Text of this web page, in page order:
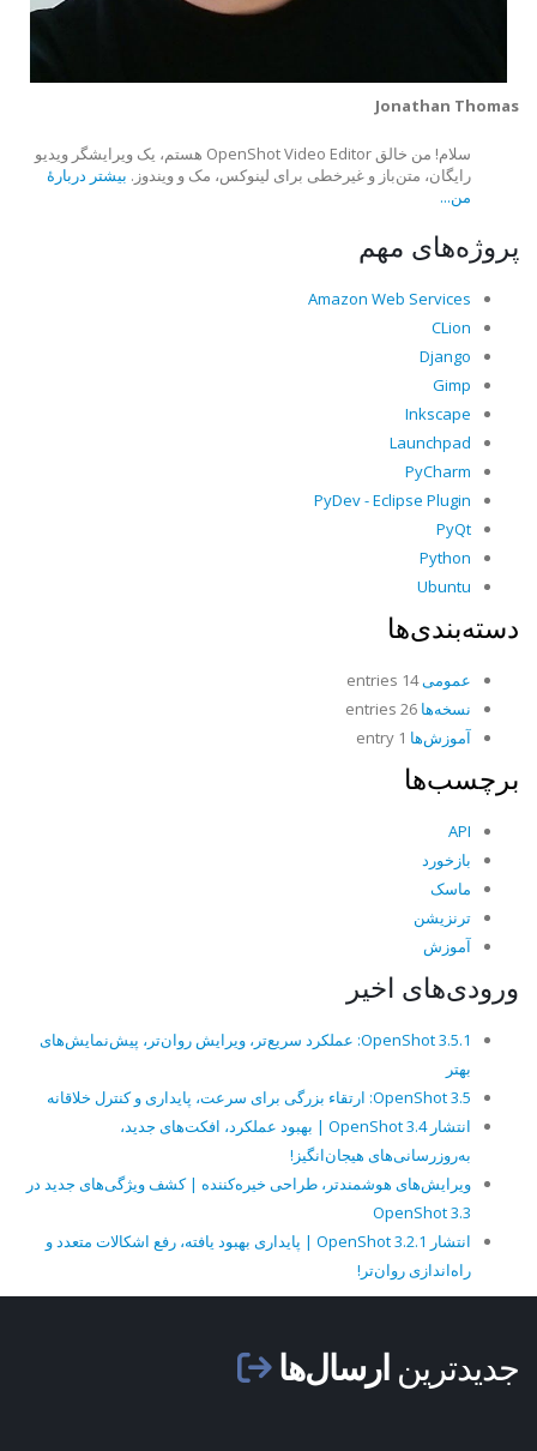
Jonathan Thomas
سلام! من خالق OpenShot Video Editor هستم، یک ویرایشگر ویدیو
رایگان، متن‌باز و غیرخطی برای لینوکس، مک و ویندوز. بیشتر دربارهٔ
من...
پروژه‌های مهم
Amazon Web Services
CLion
Django
Gimp
Inkscape
Launchpad
PyCharm
PyDev - Eclipse Plugin
PyQt
Python
Ubuntu
دسته‌بندی‌ها
عمومی14 entries
نسخه‌ها
آموزش‌ها
برچسب‌ها
API
بازخورد
ماسک
ترنزیشن
آموزش
ورودی‌های اخیر
OpenShot 3.5.1: عملکرد سریع‌تر، ویرایش روان‌تر، پیش‌نمایش‌های
بهتر
OpenShot 3.5: ارتقاء بزرگی برای سرعت، پایداری و کنترل خلاقانه
انتشار OpenShot 3.4 | بهبود عملکرد، افکت‌های جدید،
به‌روزرسانی‌های هیجان‌انگیز!
ویرایش‌های هوشمندتر، طراحی خیره‌کننده | کشف ویژگی‌های جدید در
OpenShot 3.3
انتشار OpenShot 3.2.1 | پایداری بهبود یافته، رفع اشکالات متعدد و
راه‌اندازی روان‌تر!
جدیدترین ارسال‌ها